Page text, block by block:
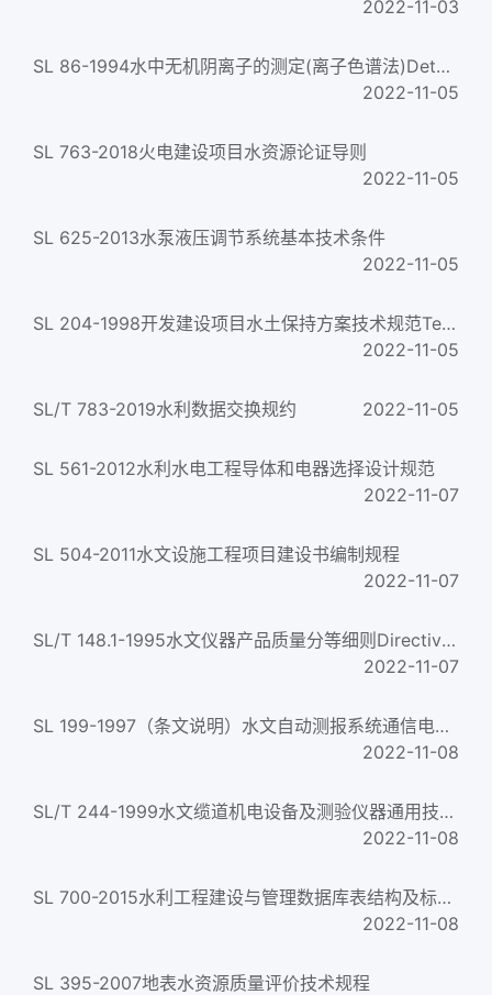
2022-11-03
SL 86-1994水中无机阴离子的测定(离子色谱法)Determination of inorganic anions in water (Ion chromatography met...
2022-11-05
SL 763-2018火电建设项目水资源论证导则
2022-11-05
SL 625-2013水泵液压调节系统基本技术条件
2022-11-05
SL 204-1998开发建设项目水土保持方案技术规范Technical regulation on water and soil conservation plan of devel...
2022-11-05
SL/T 783-2019水利数据交换规约 2022-11-05
SL 561-2012水利水电工程导体和电器选择设计规范
2022-11-07
SL 504-2011水文设施工程项目建设书编制规程
2022-11-07
SL/T 148.1-1995水文仪器产品质量分等细则Directives the grading of hydrologic instruments product quality...
2022-11-07
SL 199-1997（条文说明）水文自动测报系统通信电路设计规定
2022-11-08
SL/T 244-1999水文缆道机电设备及测验仪器通用技术条件General specifications for equipment and instrument of hy...
2022-11-08
SL 700-2015水利工程建设与管理数据库表结构及标识符
2022-11-08
SL 395-2007地表水资源质量评价技术规程